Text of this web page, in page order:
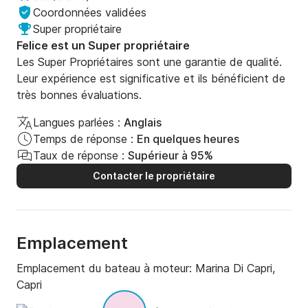
- Serviettes de plage
- Kit de serviettes de bain, oreillers, taies d'oreiller,
draps et couette (jusqu'à 7 invités et uniquement pour
les croisières de plus d'une journée, avec changement
tous les 3/4 jours)
- Matelas gonflables (x4)
- Masques et palmes (x4)
- Paddle SUP (x2)
- Tender pour 4 personnes
- Eau douce
- Capitaine (obligatoire)
- Nettoyage final (obligatoire)
- Hôtesse/cuistot ou marin supplémentaire
- Carburant moteur, générateur et tender
- Frais de débarquement/embarquement sur les îles
Coordonnées validées
Super propriétaire
Felice est un Super propriétaire
Les Super Propriétaires sont une garantie de qualité.
Leur expérience est significative et ils bénéficient de
très bonnes évaluations.
Langues parlées : Anglais
Temps de réponse : En quelques heures
Taux de réponse : Supérieur à 95%
Contacter le propriétaire
Emplacement
Emplacement du bateau à moteur: Marina Di Capri,
Capri